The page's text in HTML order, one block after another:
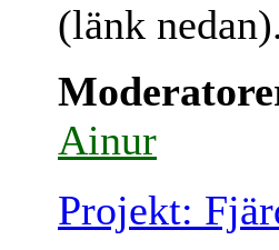
(länk nedan).
Ainur
Projekt: